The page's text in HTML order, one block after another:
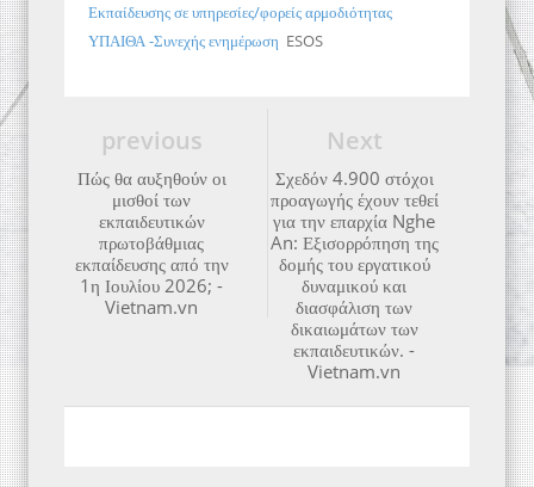
Εκπαίδευσης σε υπηρεσίες/φορείς αρμοδιότητας
ΥΠΑΙΘΑ -Συνεχής ενημέρωση ESOS
Next
Σχεδόν 4.900 στόχοι
προαγωγής έχουν τεθεί
για την επαρχία Nghe
An: Εξισορρόπηση της
δομής του εργατικού
δυναμικού και
διασφάλιση των
δικαιωμάτων των
εκπαιδευτικών. -
Vietnam.vn
previous
Πώς θα αυξηθούν οι
μισθοί των
εκπαιδευτικών
πρωτοβάθμιας
εκπαίδευσης από την
1η Ιουλίου 2026; -
Vietnam.vn